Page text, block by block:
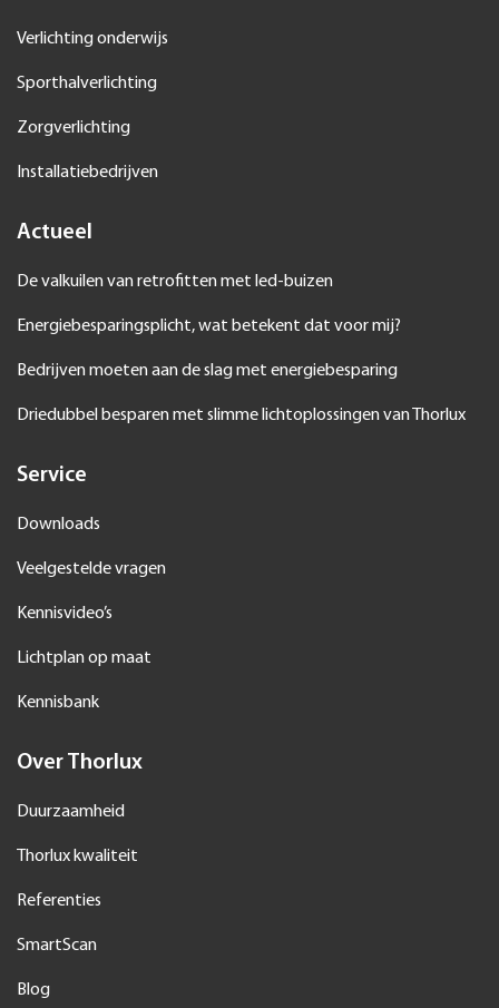
Verlichting onderwijs
Sporthalverlichting
Zorgverlichting
Installatiebedrijven
Actueel
De valkuilen van retrofitten met led-buizen
Energiebesparingsplicht, wat betekent dat voor mij?
Bedrijven moeten aan de slag met energiebesparing
Driedubbel besparen met slimme lichtoplossingen van Thorlux
Service
Downloads
Veelgestelde vragen
Kennisvideo’s
Lichtplan op maat
Kennisbank
Over Thorlux
Duurzaamheid
Thorlux kwaliteit
Referenties
SmartScan
Blog